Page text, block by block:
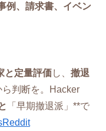
例、請求書、イベン
と定量評価し、 撤退
ら判断を。Hacker
「早期撤退派」**で
Reddit